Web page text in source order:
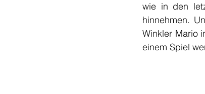
wie in den
hinnehmen.
Winkler Mario
einem Spiel